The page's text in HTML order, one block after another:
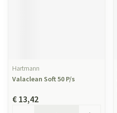
Hartmann
Valaclean Soft 50 P/s
€ 13,42